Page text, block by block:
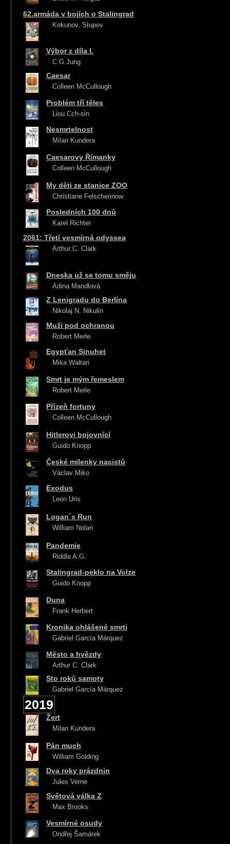
62.armáda v bojích o Stalingrad
Kokunov, Stupov
Výbor z díla I.
C.G.Jung
Caesar
Colleen McCullough
Problém tří těles
Liou Cch-sin
Nesmrtelnost
Milan Kundera
Caesarovy Římanky
Colleen McCullough
My děti ze stanice ZOO
Christiane Felscherinow
Posledních 100 dnů
Karel Richter
2061: Třetí vesmírná odyssea
Arthur C. Clark
Dneska už se tomu směju
Adina Mandlová
Z Lenigradu do Berlína
Nikolaj N. Nikulin
Muži pod ochranou
Robert Merle
Egypťan Sinuhet
Mika Waltari
Smrt je mým řemeslem
Robert Merle
Přízeň fortuny
Colleen McCullough
Hitlerovi bojovnící
Guido Knopp
České milenky nacistů
Václav Miko
Exodus
Leon Uris
Logan`s Run
William Nolan
Pandemie
Riddle A.G.
Stalingrad-peklo na Volze
Guido Knopp
Duna
Frank Herbert
Kronika ohlášené smrti
Gabriel García Márquez
Město a hvězdy
Arthur C. Clark
Sto roků samoty
Gabriel García Márquez
2019
Žert
Milan Kundera
Pán much
William Golding
Dva roky prázdnin
Jules Verne
Světová válka Z
Max Brooks
Vesmírné osudy
Ondřej Šamárek